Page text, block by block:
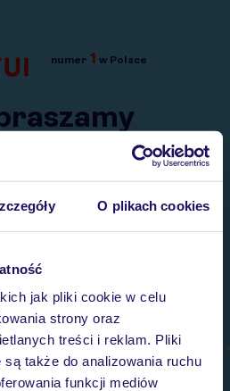
O plikach cookies
jak pliki cookie w celu
strony oraz
treści i reklam. Pliki
także do analizowania ruchu
funkcji mediów
numer 1 w Polsce
serwis na krótkie wakacje.